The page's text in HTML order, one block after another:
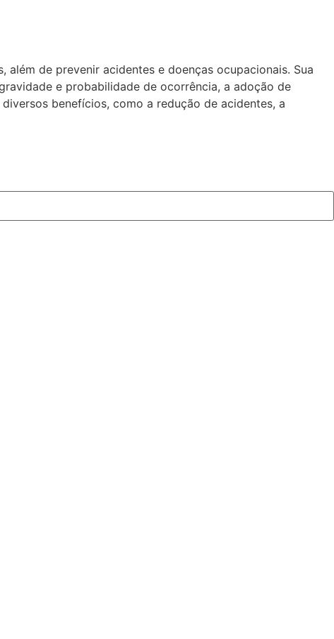
além de prevenir acidentes e doenças ocupacionais. Sua
e probabilidade de ocorrência, a adoção de
benefícios, como a redução de acidentes, a